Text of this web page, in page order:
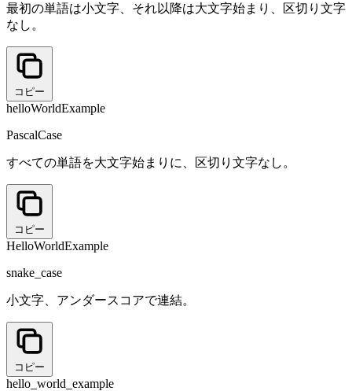
最初の単語は小文字、それ以降は大文字始まり、区切り文字
なし。
コピー
helloWorldExample
PascalCase
すべての単語を大文字始まりに、区切り文字なし。
コピー
HelloWorldExample
snake_case
小文字、アンダースコアで連結。
コピー
hello_world_example